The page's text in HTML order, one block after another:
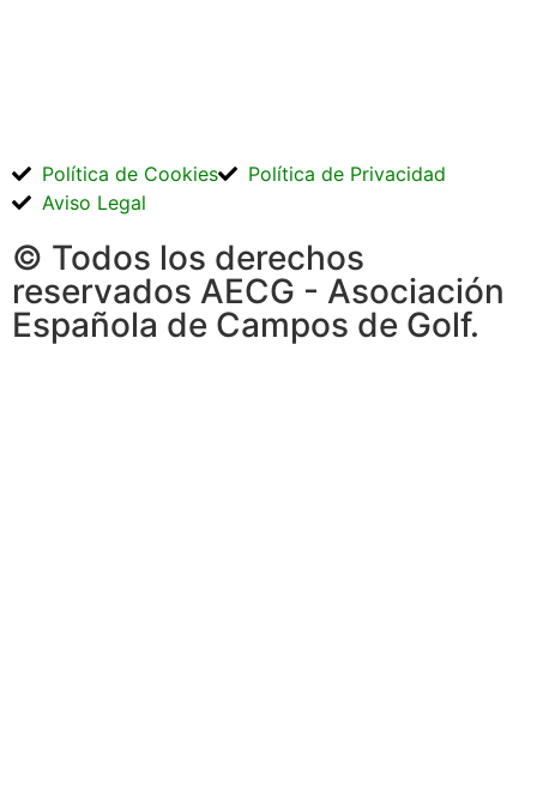
© Todos los derechos
reservados AECG - Asociación
Española de Campos de Golf.
Política de Cookies
Política de Privacidad
Aviso Legal